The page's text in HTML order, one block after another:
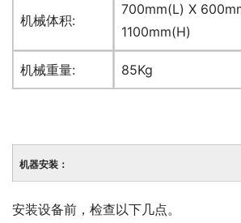
机械体积:
700mm(L) X
1100mm(H)
机械重量: 85Kg
机器安装：
安装设备前，检查以下几点。